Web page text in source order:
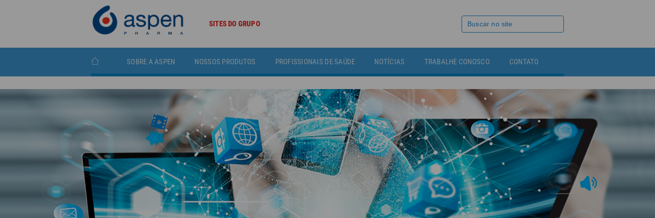
SITES DO GRUPO
SOBRE A ASPEN NOSSOS PRODUTOS PROFISSIONAIS DE SAÚDE NOTÍCIAS TRABALHE CONOSCO CONTATO